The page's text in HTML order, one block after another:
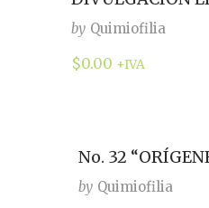
by Quimiofilia
$0.00 +IVA
No. 32
by Quimiofilia